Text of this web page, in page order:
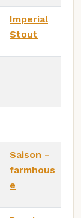
Imperial
Stout
Saison -
farmhous
e